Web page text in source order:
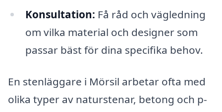
Konsultation: Få råd och vägledning
om vilka material och designer som
passar bäst för dina specifika behov.
En stenläggare i Mörsil arbetar ofta med
olika typer av naturstenar, betong och p-